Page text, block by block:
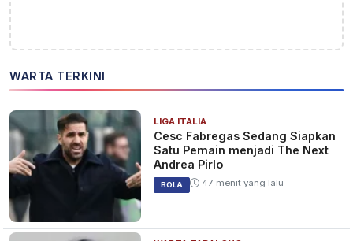
WARTA TERKINI
LIGA ITALIA
Cesc Fabregas Sedang Siapkan
Satu Pemain menjadi The Next
Andrea Pirlo
BOLA 47 menit yang lalu